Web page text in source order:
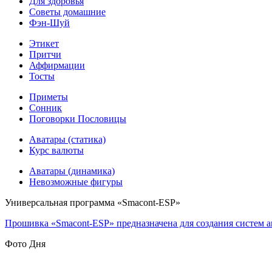
Советы домашние
Фэн-Шуй
Этикет
Притчи
Аффирмации
Тосты
Приметы
Сонник
Поговорки Пословицы
Аватары (статика)
Курс валюты
Аватары (динамика)
Невозможные фигуры
Универсальная программа «Smacont-ESP»
Прошивка «Smacont-ESP» предназначена для создания
Фото Дня